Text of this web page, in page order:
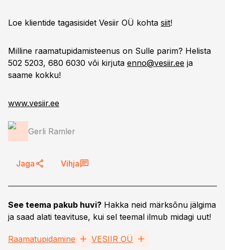
Loe klientide tagasisidet Vesiir OÜ kohta siit!
Milline raamatupidamisteenus on Sulle parim? Helista
502 5203, 680 6030 või kirjuta enno@vesiir.ee ja
saame kokku!
www.vesiir.ee
Gerli Ramler
Jaga Vihja
See teema pakub huvi? Hakka neid märksõnu jälgima
ja saad alati teavituse, kui sel teemal ilmub midagi uut!
Raamatupidamine VESIIR OÜ